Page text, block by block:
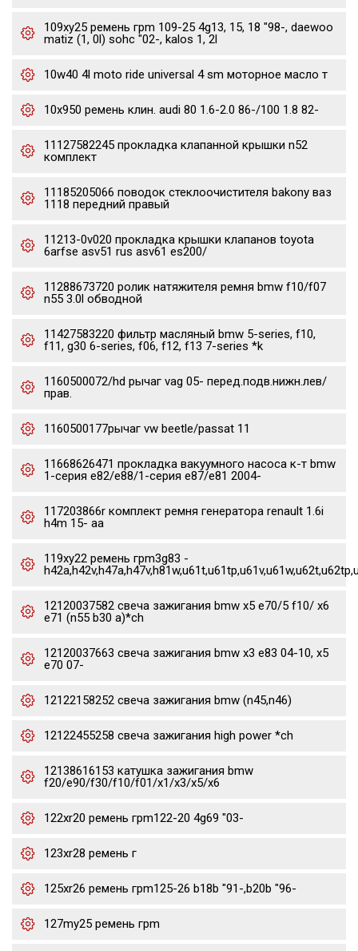
109xy25 ремень грm 109-25 4g13, 15, 18 "98-, daewoo
matiz (1, 0l) sohc "02-, kalos 1, 2l
10w40 4l moto ride universal 4 sm моторное масло т
10x950 ремень клин. audi 80 1.6-2.0 86-/100 1.8 82-
11127582245 прокладка клапанной крышки n52
комплект
11185205066 поводок стеклоочистителя bakony ваз
1118 передний правый
11213-0v020 прокладка крышки клапанов toyota
6arfse asv51 rus asv61 es200/
11288673720 ролик натяжителя ремня bmw f10/f07
n55 3.0l обводной
11427583220 фильтр масляный bmw 5-series, f10,
f11, g30 6-series, f06, f12, f13 7-series *k
1160500072/hd рычаг vag 05- перед.подв.нижн.лев/
прав.
1160500177рычаг vw beetle/passat 11
11668626471 прокладка вакуумного насоса к-т bmw
1-серия e82/e88/1-серия e87/e81 2004-
117203866r комплект ремня генератора renault 1.6i
h4m 15- aa
119xy22 ремень грm3g83 -
12120037582 свеча зажигания bmw x5 e70/5 f10/ x6
e71 (n55 b30 a)*ch
12120037663 свеча зажигания bmw x3 e83 04-10, x5
e70 07-
12122158252 свеча зажигания bmw (n45,n46)
12122455258 свеча зажигания high power *ch
12138616153 катушка зажигания bmw
f20/e90/f30/f10/f01/x1/x3/x5/x6
122xr20 ремень грm122-20 4g69 "03-
123xr28 ремень г
125xr26 ремень грm125-26 b18b "91-,b20b "96-
127my25 ремень грm